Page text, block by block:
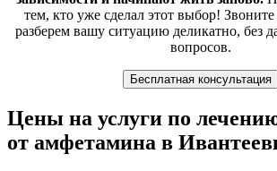
тем, кто уже сделал этот выбор!
разберем вашу ситуацию деликатно, без
вопросов.
Бесплатная консультация
Цены на услуги по
от амфетамина в